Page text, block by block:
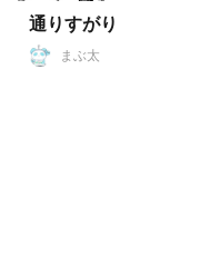
通りすがり
まぶ太